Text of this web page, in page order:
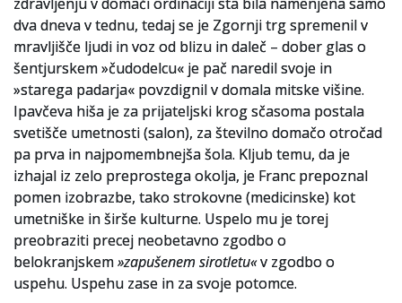
dva dneva v tednu, tedaj se je Zgornji trg spremenil v
mravljišče ljudi in voz od blizu in daleč – dober glas o
šentjurskem »čudodelcu« je pač naredil svoje in
»starega padarja« povzdignil v domala mitske višine.
Ipavčeva hiša je za prijateljski krog sčasoma postala
svetišče umetnosti (salon), za številno domačo otročad
pa prva in najpomembnejša šola. Kljub temu, da je
izhajal iz zelo preprostega okolja, je Franc prepoznal
pomen izobrazbe, tako strokovne (medicinske) kot
umetniške in širše kulturne. Uspelo mu je torej
preobraziti precej neobetavno zgodbo o
belokranjskem»zapušenem sirotletu«v zgodbo o
uspehu. Uspehu zase in za svoje potomce.